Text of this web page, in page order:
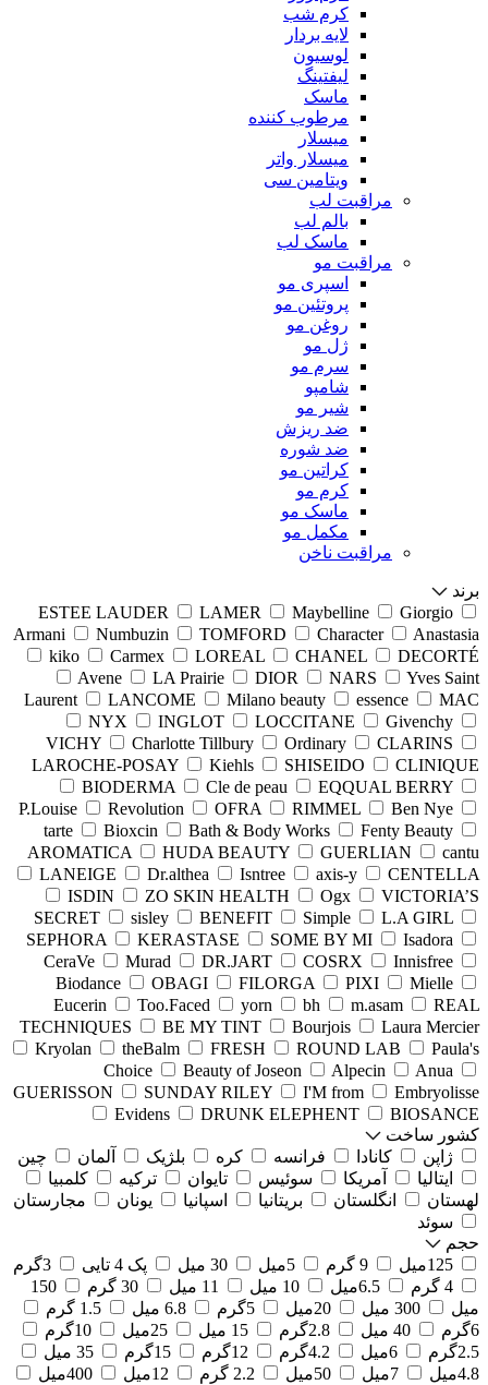
کرم شب
لایه بردار
لوسیون
لیفتینگ
ماسک
مرطوب کننده
میسلار
میسلار واتر
ویتامین سی
مراقبت لب
بالم لب
ماسک لب
مراقبت مو
اسپری مو
پروتئین مو
روغن مو
ژل مو
سرم مو
شامپو
شیر مو
ضد ریزش
ضد شوره
کراتین مو
کرم مو
ماسک مو
مکمل مو
مراقبت ناخن
برند
ESTEE LAUDER
LAMER Maybelline
Giorgio
Armani
Numbuzin TOMFORD Character
Anastasia
kiko
Carmex LOREAL CHANEL
DECORTÉ
Avene
LA Prairie DIOR NARS
Yves Saint
Laurent
LANCOME Milano beauty essence
MAC
NYX
INGLOT LOCCITANE
Givenchy
VICHY
Charlotte Tillbury Ordinary
CLARINS
LAROCHE-POSAY
Kiehls SHISEIDO
CLINIQUE
BIODERMA
Cle de peau
EQQUAL BERRY
P.Louise
Revolution OFRA RIMMEL
Ben Nye
tarte
Bioxcin Bath & Body Works
Fenty Beauty
AROMATICA
HUDA BEAUTY GUERLIAN
cantu
LANEIGE
Dr.althea Isntree axis-y
CENTELLA
ISDIN
ZO SKIN HEALTH Ogx
VICTORIA’S
SECRET
sisley BENEFIT Simple
L.A GIRL
SEPHORA
KERASTASE SOME BY MI
Isadora
CeraVe
Murad DR.JART COSRX
Innisfree
Biodance
OBAGI FILORGA PIXI
Mielle
Eucerin
Too.Faced yorn bh m.asam
REAL
TECHNIQUES
BE MY TINT Bourjois
Laura Mercier
Kryolan
theBalm FRESH ROUND LAB
Paula's
Choice
Beauty of Joseon Alpecin
Anua
GUERISSON
SUNDAY RILEY I'M from
Embryolisse
Evidens
DRUNK ELEPHENT
BIOSANCE
کشور ساخت
ژاپن
کانادا فرانسه کره بلژیک آلمان
چین
ایتالیا
آمریکا سوئیس تایوان ترکیه
کلمبیا
لهستان
انگلستان بریتانیا اسپانیا یونان
مجارستان
سوئد
حجم
125میل
9 گرم 5میل 30 میل پک 4 تایی
3گرم
4 گرم
6.5میل 10 میل 11 میل 30 گرم
150
میل
300 میل 20میل 5گرم 6.8 میل
1.5 گرم
6گرم
40 میل 2.8گرم 15 میل 25میل
10گرم
2.5گرم
6میل 4.2گرم 12گرم 15گرم
35 میل
4.8میل
7میل 50میل 2.2 گرم 12میل
400میل